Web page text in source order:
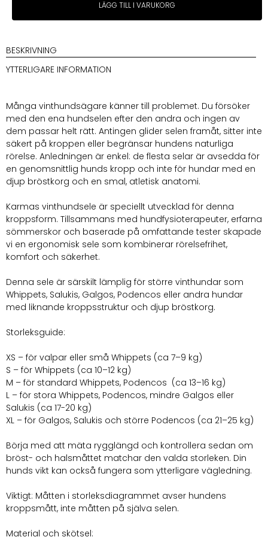
Hundsele
Oliv
mängd
LÄGG TILL I VARUKORG
BESKRIVNING
YTTERLIGARE INFORMATION
Många vinthundsägare känner till problemet. Du försöker
med den ena hundselen efter den andra och ingen av
dem passar helt rätt. Antingen glider selen framåt, sitter inte
säkert på kroppen eller begränsar hundens naturliga
rörelse. Anledningen är enkel: de flesta selar är avsedda för
en genomsnittlig hunds kropp och inte för hundar med en
djup bröstkorg och en smal, atletisk anatomi.
Karmas vinthundsele är speciellt utvecklad för denna
kroppsform. Tillsammans med hundfysioterapeuter, erfarna
sömmerskor och baserade på omfattande tester skapade
vi en ergonomisk sele som kombinerar rörelsefrihet,
komfort och säkerhet.
Denna sele är särskilt lämplig för större vinthundar som
Whippets, Salukis, Galgos, Podencos eller andra hundar
med liknande kroppsstruktur och djup bröstkorg.
Storleksguide:
XS – för valpar eller små Whippets (ca 7–9 kg)
S – för Whippets (ca 10–12 kg)
M – för standard Whippets, Podencos (ca 13–16 kg)
L – för stora Whippets, Podencos, mindre Galgos eller
Salukis (ca 17-20 kg)
XL – för Galgos, Salukis och större Podencos (ca 21–25 kg)
Börja med att mäta rygglängd och kontrollera sedan om
bröst- och halsmåttet matchar den valda storleken. Din
hunds vikt kan också fungera som ytterligare vägledning.
Viktigt: Måtten i storleksdiagrammet avser hundens
kroppsmått, inte måtten på själva selen.
Material och skötsel: